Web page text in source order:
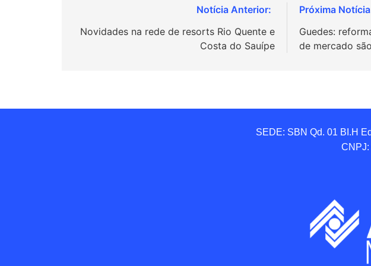
de
Novidades na rede de resorts Rio Quente e
Costa do Sauípe
Guedes:
de mercado
SEDE: SBN Qd. 01 BI.H
CNPJ: